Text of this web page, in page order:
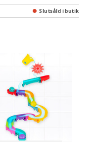
Slutsåld i butik